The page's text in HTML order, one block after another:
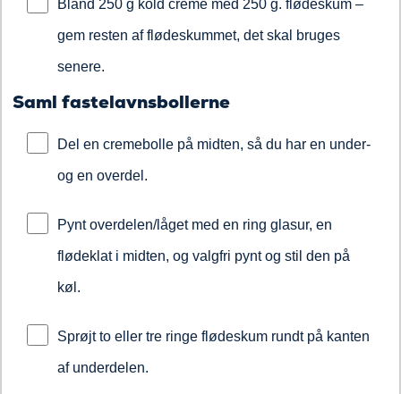
Bland 250 g kold creme med 250 g. flødeskum –
gem resten af flødeskummet, det skal bruges
senere.
Saml fastelavnsbollerne
Del en cremebolle på midten, så du har en under-
og en overdel.
Pynt overdelen/låget med en ring glasur, en
flødeklat i midten, og valgfri pynt og stil den på
køl.
Sprøjt to eller tre ringe flødeskum rundt på kanten
af underdelen.